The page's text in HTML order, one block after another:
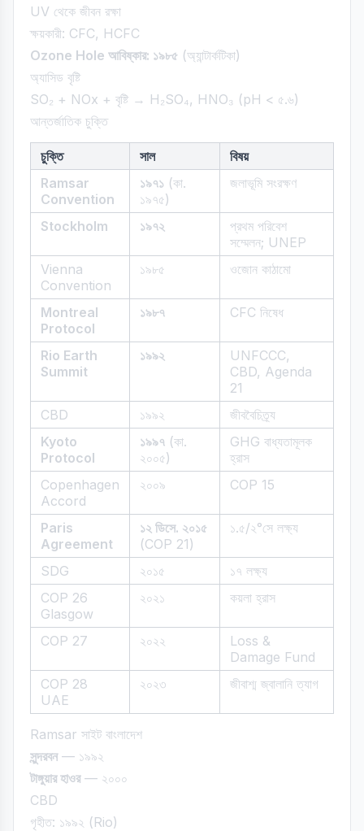
UV থেকে জীবন রক্ষা
ক্ষয়কারী: CFC, HCFC
Ozone Hole আবিষ্কার: ১৯৮৫ (অ্যান্টার্কটিকা)
অ্যাসিড বৃষ্টি
SO₂ + NOx + বৃষ্টি → H₂SO₄, HNO₃ (pH < ৫.৬)
আন্তর্জাতিক চুক্তি
চুক্তি সাল
বিষয়
Ramsar
Convention
১৯৭১ (কা.
১৯৭৫)
জলাভূমি সংরক্ষণ
Stockholm ১৯৭২
প্রথম পরিবেশ
সম্মেলন; UNEP
Vienna
Convention
১৯৮৫ ওজোন কাঠামো
Montreal
Protocol
১৯৮৭ CFC নিষেধ
Rio Earth
Summit
১৯৯২
UNFCCC,
CBD, Agenda
21
CBD
১৯৯২
জীববৈচিত্র্য
Kyoto
Protocol
১৯৯৭ (কা.
২০০৫)
GHG বাধ্যতামূলক
হ্রাস
Copenhagen
Accord
২০০৯ COP 15
Paris
Agreement
১২ ডিসে. ২০১৫
(COP 21)
১.৫/২°সে লক্ষ্য
SDG ২০১৫
১৭ লক্ষ্য
COP 26
Glasgow
২০২১ কয়লা হ্রাস
COP 27 ২০২২
Loss &
Damage Fund
COP 28
UAE
২০২৩ জীবাশ্ম জ্বালানি ত্যাগ
Ramsar সাইট বাংলাদেশ
সুন্দরবন— ১৯৯২
টাঙ্গুয়ার হাওর— ২০০০
CBD
গৃহীত: ১৯৯২ (Rio)